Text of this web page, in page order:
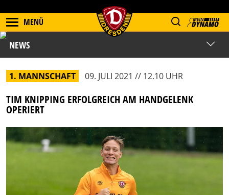
MENÜ
NEWS
1. MANNSCHAFT 09. JULI 2021 // 12.10 UHR
TIM KNIPPING ERFOLGREICH AM HANDGELENK
OPERIERT